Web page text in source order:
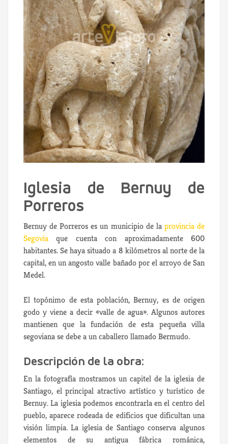
Iglesia de Bernuy de
Porreros
Bernuy de Porreros es un municipio de la provincia de
Segovia que cuenta con aproximadamente 600
habitantes. Se haya situado a 8 kilómetros al norte de la
capital, en un angosto valle bañado por el arroyo de San
Medel.
El topónimo de esta población, Bernuy, es de origen
godo y viene a decir «valle de agua». Algunos autores
mantienen que la fundación de esta pequeña villa
segoviana se debe a un caballero llamado Bermudo.
Descripción de la obra:
En la fotografía mostramos un capitel de la iglesia de
Santiago, el principal atractivo artístico y turístico de
Bernuy. La iglesia podemos encontrarla en el centro del
pueblo, aparece rodeada de edificios que dificultan una
visión limpia. La iglesia de Santiago conserva algunos
elementos de su antigua fábrica románica,